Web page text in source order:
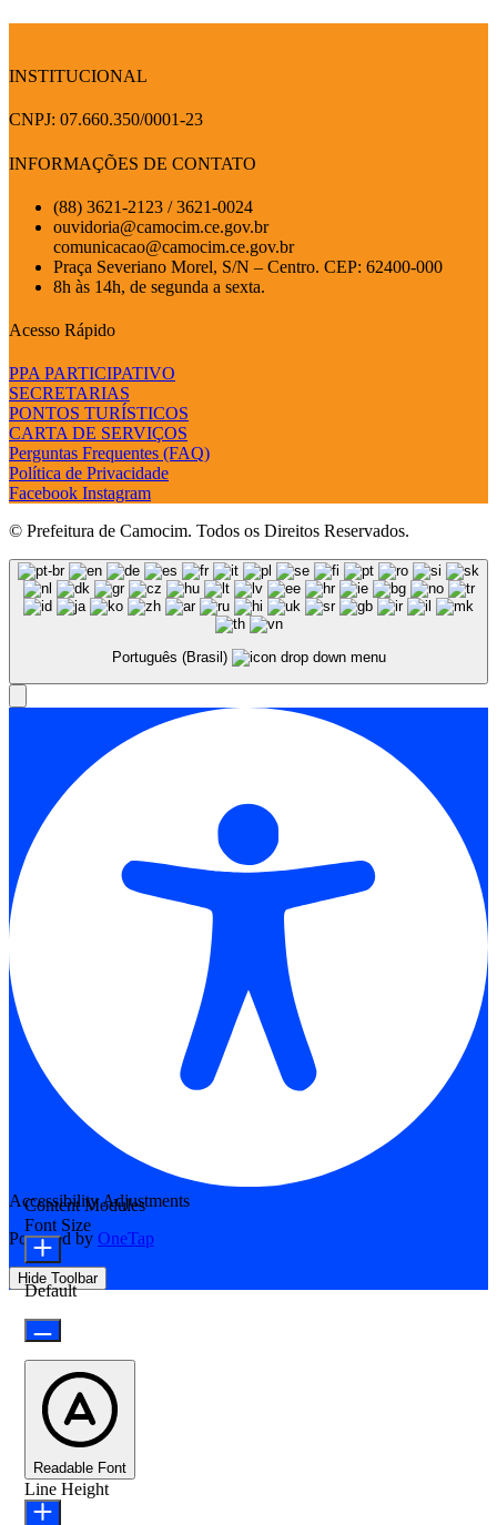
INSTITUCIONAL
CNPJ: 07.660.350/0001-23
INFORMAÇÕES DE CONTATO
(88) 3621-2123 / 3621-0024
ouvidoria@camocim.ce.gov.br
comunicacao@camocim.ce.gov.br
Praça Severiano Morel, S/N – Centro. CEP: 62400-000
8h às 14h, de segunda a sexta.
Acesso Rápido
PPA PARTICIPATIVO
SECRETARIAS
PONTOS TURÍSTICOS
CARTA DE SERVIÇOS
Perguntas Frequentes (FAQ)
Política de Privacidade
Facebook Instagram
© Prefeitura de Camocim. Todos os Direitos Reservados.
Português (Brasil)
Accessibility Adjustments
Powered by OneTap
Hide Toolbar
Content Modules
Font Size
Default
Readable Font
Line Height